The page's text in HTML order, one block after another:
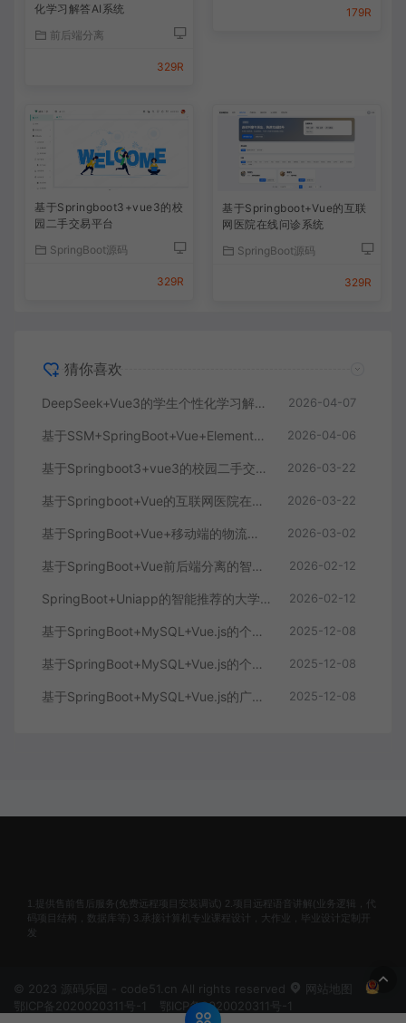
化学习解答AI系统
前后端分离
329R
179R
基于Springboot3+vue3的校
园二手交易平台
SpringBoot源码
329R
基于Springboot+Vue的互联
网医院在线问诊系统
SpringBoot源码
329R
猜你喜欢
DeepSeek+Vue3的学生个性化学习解答AI系统 2026-04-07
基于SSM+SpringBoot+Vue+ElementPlus的聊天im系统 2026-04-06
基于Springboot3+vue3的校园二手交易平台 2026-03-22
基于Springboot+Vue的互联网医院在线问诊系统 2026-03-22
基于SpringBoot+Vue+移动端的物流快递系统 2026-03-02
基于SpringBoot+Vue前后端分离的智能知识库问答系统 2026-02-12
SpringBoot+Uniapp的智能推荐的大学生社交平台 2026-02-12
基于SpringBoot+MySQL+Vue.js的个人健康管理系统(附论文) 2025-12-08
基于SpringBoot+MySQL+Vue.js的个性化推荐电商系统(附论文) 2025-12-08
基于SpringBoot+MySQL+Vue.js的广西文化传承小程序(附论文) 2025-12-08
1.提供售前售后服务(免费远程项目安装调试) 2.项目远程语音讲解(业务逻辑，代
码项目结构，数据库等) 3.承接计算机专业课程设计，大作业，毕业设计定制开
发
© 2023 源码乐园 - code51.cn All rights reserved
网站地图
鄂ICP备2020020311号-1
鄂ICP备2020020311号-1